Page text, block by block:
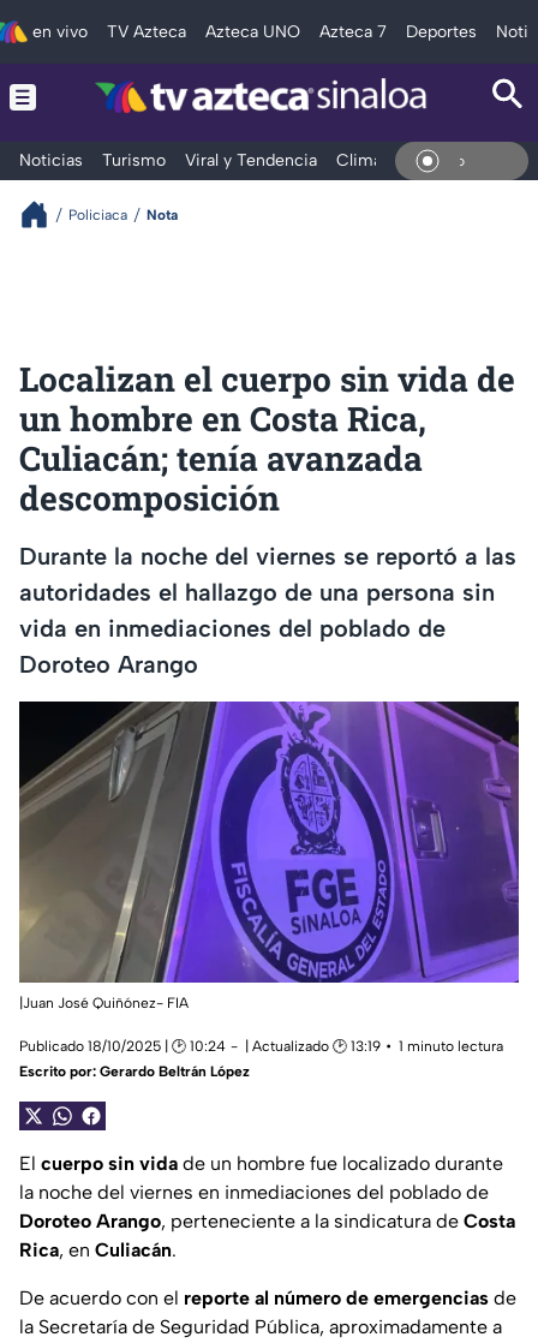
en vivo TV Azteca Azteca UNO Azteca 7 Deportes
Noticias Turismo Viral y Tendencia Clima Deportes En
Policiaca Nota
Localizan el cuerpo sin vida de
un hombre en Costa Rica,
Culiacán; tenía avanzada
descomposición
Durante la noche del viernes se reportó a las
autoridades el hallazgo de una persona sin
vida en inmediaciones del poblado de
Doroteo Arango
|Juan José Quiñónez- FIA
Publicado 18/10/2025 | 🕑 10:24 | Actualizado 🕑 13:19
1 minuto lectura
Escrito por: Gerardo Beltrán López
El cuerpo sin vida de un hombre fue localizado durante
la noche del viernes en inmediaciones del poblado de
Doroteo Arango, perteneciente a la sindicatura de Costa
Rica, en Culiacán.
De acuerdo con el reporte al número de emergencias de
la Secretaría de Seguridad Pública, aproximadamente a